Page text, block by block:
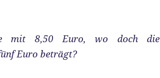
mit 8,50 Euro, wo doch die
Euro beträgt?